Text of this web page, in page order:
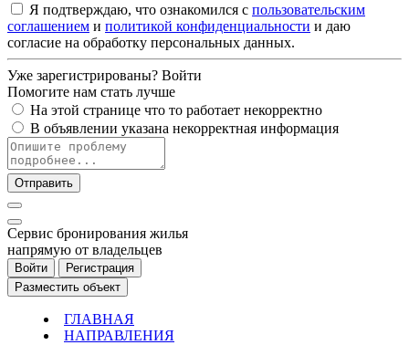
Я подтверждаю, что ознакомился с пользовательским
соглашением и политикой конфиденциальности и даю
согласие на обработку персональных данных.
Уже зарегистрированы? Войти
Помогите нам стать лучше
На этой странице что то работает некорректно
В объявлении указана некорректная информация
Отправить
Cервис бронирования жилья
напрямую от владельцев
Войти
Регистрация
Разместить объект
ГЛАВНАЯ
НАПРАВЛЕНИЯ